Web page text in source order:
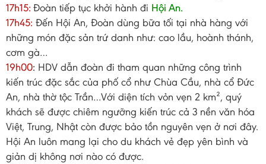
17h15: Đoàn tiếp tục khởi hành đi Hội An.
17h45: Đến Hội An, Đoàn dùng bữa tối tại nhà hàng với
những món đặc sản trứ danh như: cao lầu, hoành thánh,
cơm gà…
19h00: HDV dẫn đoàn đi tham quan những công trình
kiến trúc đặc sắc của phố cổ như Chùa Cầu, nhà cổ Đức
An, nhà thờ tộc Trần…Với diện tích vỏn vẹn 2 km², quý
khách sẽ được chiêm ngưỡng kiến trúc cả 3 nền văn hóa
Việt, Trung, Nhật còn được bảo tồn nguyên vẹn ở nơi đây.
Hội An luôn mang lại cho du khách vẻ đẹp yên bình và
giản dị không nơi nào có được.